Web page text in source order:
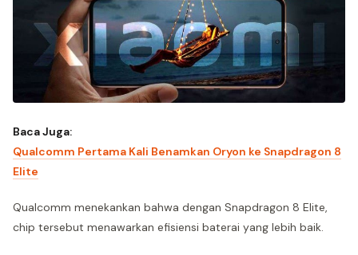
Baca Juga:
Qualcomm Pertama Kali Benamkan Oryon ke Snapdragon 8
Elite
Qualcomm menekankan bahwa dengan Snapdragon 8 Elite,
chip tersebut menawarkan efisiensi baterai yang lebih baik.